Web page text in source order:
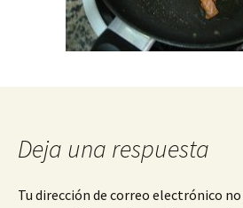
Deja una respuesta
Tu dirección de correo electrónico